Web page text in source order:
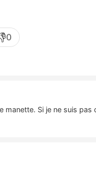
0
Si je ne suis